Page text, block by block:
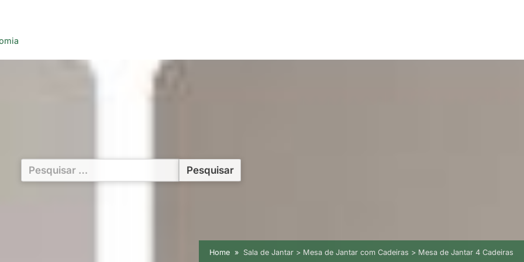
Pesquisar
por:
Home Sala de Jantar > Mesa de Jantar com Cadeiras > Mesa de Jantar 4 Cadeiras